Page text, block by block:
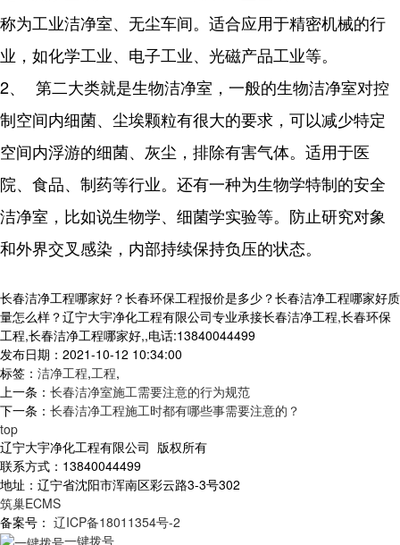
称为工业洁净室、无尘车间。适合应用于精密机械的行
业，如化学工业、电子工业、光磁产品工业等。
2、
第二大类就是生物洁净室，一般的生物洁净室对控
制空间内细菌、尘埃颗粒有很大的要求，可以减少特定
空间内浮游的细菌、灰尘，排除有害气体。适用于医
院、食品、制药等行业。还有一种为生物学特制的安全
洁净室，比如说生物学、细菌学实验等。防止研究对象
和外界交叉感染，内部持续保持负压的状态。
长春洁净工程哪家好？长春环保工程报价是多少？长春洁净工程哪家好质
量怎么样？辽宁大宇净化工程有限公司专业承接长春洁净工程,长春环保
工程,长春洁净工程哪家好,,电话:13840044499
发布日期：2021-10-12 10:34:00
标签： 洁净工程,工程,
上一条： 长春洁净室施工需要注意的行为规范
下一条： 长春洁净工程施工时都有哪些事需要注意的？
top
辽宁大宇净化工程有限公司 版权所有
联系方式：13840044499
地址：辽宁省沈阳市浑南区彩云路3-3号302
筑巢ECMS
备案号： 辽ICP备18011354号-2
一键拨号